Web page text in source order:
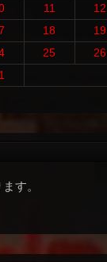
11
12
18
19
25
26
す。